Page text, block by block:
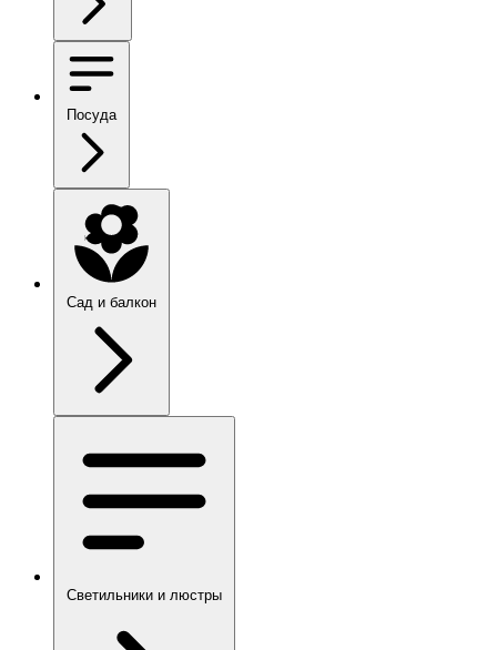
Посуда
Сад и балкон
Светильники и люстры